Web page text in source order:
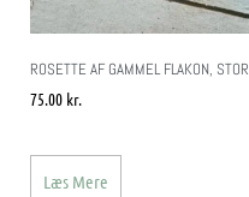
ROSETTE AF GAMMEL FLAKON, STOR
75.00 kr.
Læs Mere